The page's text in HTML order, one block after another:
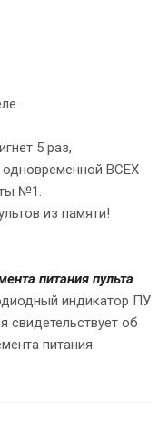
5 раз,
одновременной ВСЕХ
№1.
из памяти!
питания пульта
индикатор ПУ
свидетельствует об
питания.